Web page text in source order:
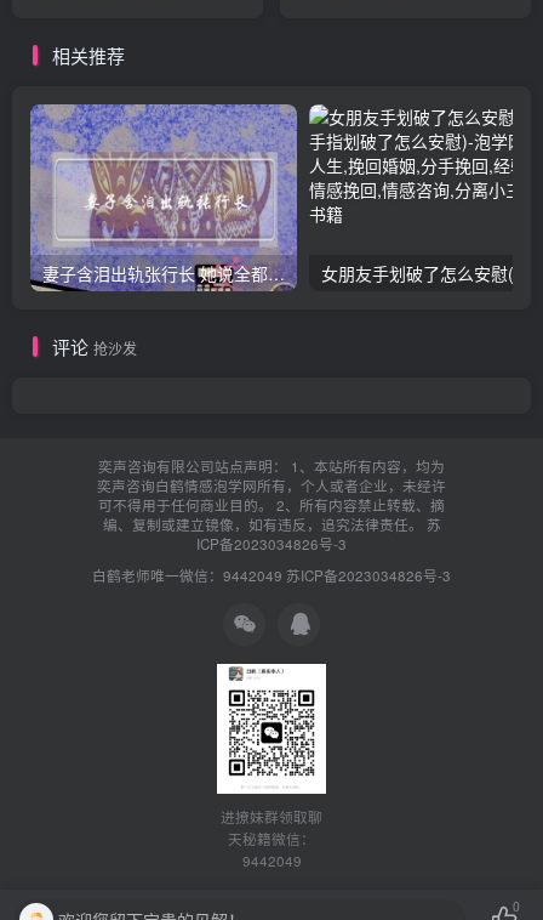
相关推荐
妻子含泪出轨张行长 她说全都是因为家中
评论 抢沙发
奕声咨询有限公司站点声明： 1、本站所有内容，均为
奕声咨询白鹤情感泡学网所有，个人或者企业，未经许
可不得用于任何商业目的。 2、所有内容禁止转载、摘
编、复制或建立镜像，如有违反，追究法律责任。 苏
ICP备2023034826号-3
白鹤老师唯一微信：9442049 苏ICP备2023034826号-3
进撩妹群领取聊
天秘籍微信：
9442049
0